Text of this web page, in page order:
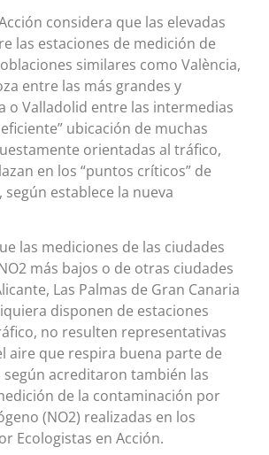
considera que las elevadas
las estaciones de medición de
similares como València,
entre las más grandes y
o Valladolid entre las intermedias
ubicación de muchas
orientadas al tráfico,
en los “puntos críticos” de
establece la nueva
las mediciones de las ciudades
más bajos o de otras ciudades
Las Palmas de Gran Canaria
disponen de estaciones
no resulten representativas
aire que respira buena parte de
según acreditaron también las
de la contaminación por
(NO2) realizadas en los
Ecologistas en Acción.